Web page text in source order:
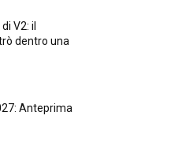
V2: il
dentro una
Anteprima